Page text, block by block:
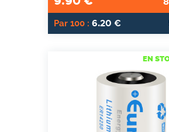
Par 100 : 6.20 €
EN